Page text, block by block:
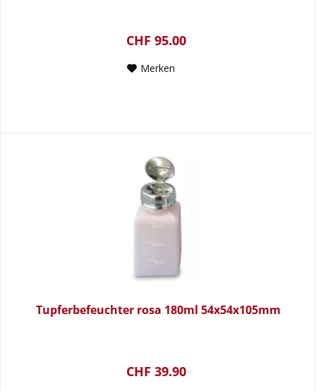
CHF 95.00
Merken
Tupferbefeuchter rosa 180ml 54x54x105mm
CHF 39.90